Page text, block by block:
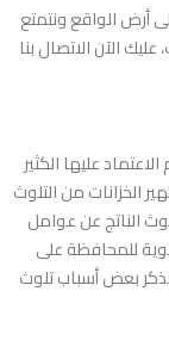
أرض الواقع ونتمتع
الآن الاتصال بنا
عليها الكثير
الخزانات من التلوث
الناتج عن عوامل
للمحافظة على
بعض أسباب تلوث